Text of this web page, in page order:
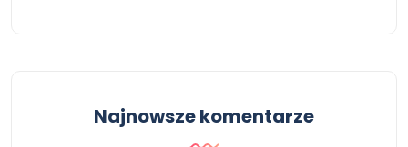
Najnowsze komentarze